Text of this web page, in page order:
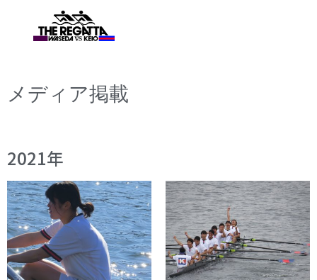
メディア掲載
2021年